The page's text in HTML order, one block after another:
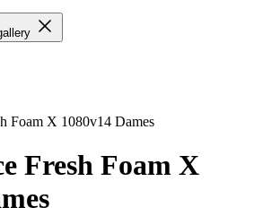
Foam X 1080v14 Dames
Fresh Foam X